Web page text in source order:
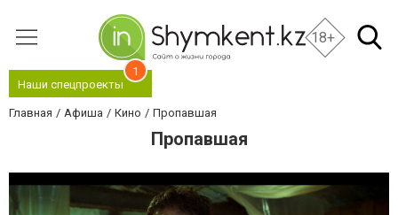
18+
Наши спецпроекты
1
Главная Афиша Кино Пропавшая
Пропавшая